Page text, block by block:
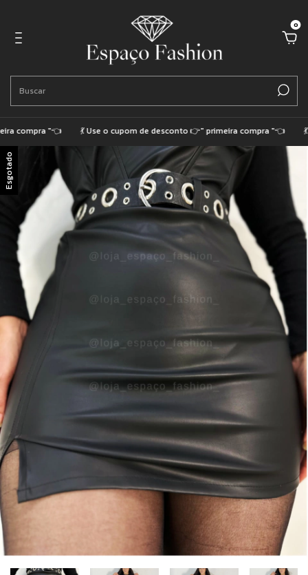
0
compra "👈 💃 Use o cupom de desconto 👉" primeira compra "👈
Esgotado